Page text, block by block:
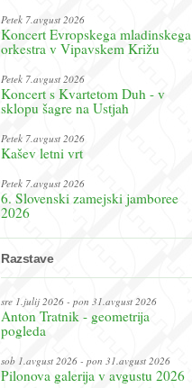
Petek 7.avgust 2026
Koncert Evropskega mladinskega
orkestra v Vipavskem Križu
Petek 7.avgust 2026
Koncert s Kvartetom Duh - v
sklopu šagre na Ustjah
Petek 7.avgust 2026
Kašev letni vrt
Petek 7.avgust 2026
6. Slovenski zamejski jamboree
2026
Razstave
sre 1.julij 2026 - pon 31.avgust 2026
Anton Tratnik - geometrija
pogleda
sob 1.avgust 2026 - pon 31.avgust 2026
Pilonova galerija v avgustu 2026